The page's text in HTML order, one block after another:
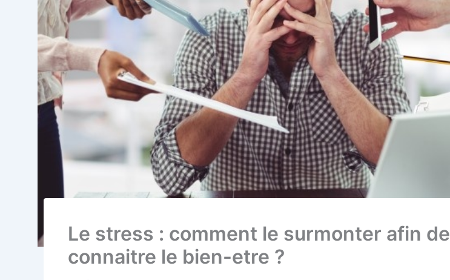
Le stress : comment le surmonter afin de
connaitre le bien-etre ?